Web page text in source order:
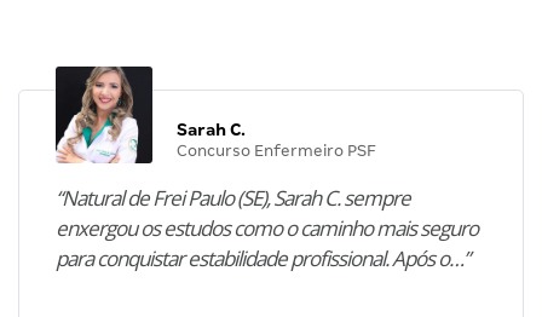
Sarah C.
Concurso Enfermeiro PSF
“Natural de Frei Paulo (SE), Sarah C. sempre
enxergou os estudos como o caminho mais seguro
para conquistar estabilidade profissional. Após o…”